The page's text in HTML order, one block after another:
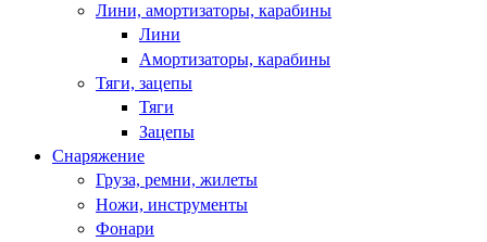
Лини, амортизаторы, карабины
Лини
Амортизаторы, карабины
Тяги, зацепы
Тяги
Зацепы
Снаряжение
Груза, ремни, жилеты
Ножи, инструменты
Фонари